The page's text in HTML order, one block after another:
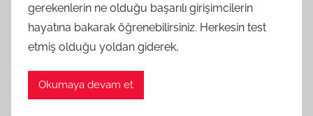
gerekenlerin ne olduğu başarılı girişimcilerin
hayatına bakarak öğrenebilirsiniz. Herkesin test
etmiş olduğu yoldan giderek,
Okumaya devam et